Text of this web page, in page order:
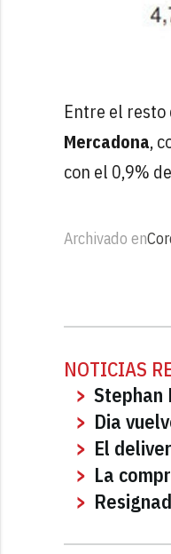
Entre el resto
Mercadona,
con el 0,9%
Archivado en
NOTICIAS
Stephan
Dia
El
La